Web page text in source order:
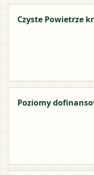
Czyste Powietrze
Poziomy